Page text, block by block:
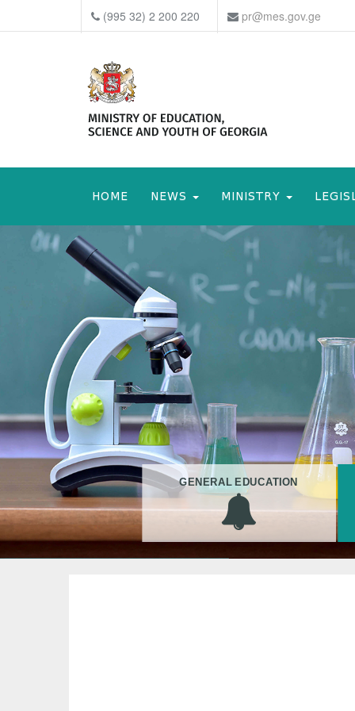
(995 32) 2 200 220 pr@mes.gov.ge
HOME NEWS MINISTRY
GENERAL EDUCATION